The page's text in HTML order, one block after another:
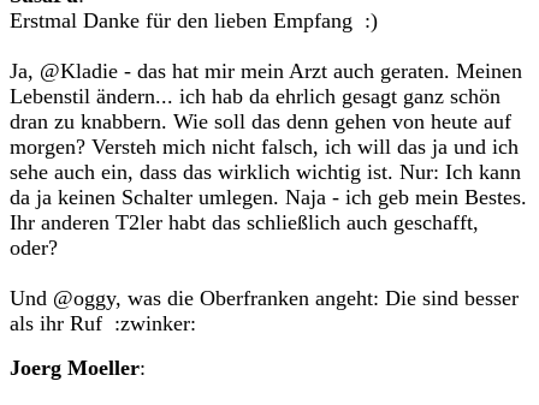
Erstmal Danke für den lieben Empfang :)
Ja, @Kladie - das hat mir mein Arzt auch geraten. Meinen
Lebenstil ändern... ich hab da ehrlich gesagt ganz schön
dran zu knabbern. Wie soll das denn gehen von heute auf
morgen? Versteh mich nicht falsch, ich will das ja und ich
sehe auch ein, dass das wirklich wichtig ist. Nur: Ich kann
da ja keinen Schalter umlegen. Naja - ich geb mein Bestes.
Ihr anderen T2ler habt das schließlich auch geschafft,
oder?
Und @oggy, was die Oberfranken angeht: Die sind besser
als ihr Ruf :zwinker:
Joerg Moeller: